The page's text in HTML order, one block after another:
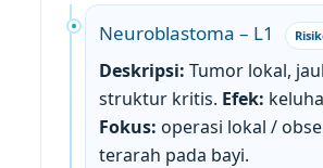
Neuroblastoma – L1
Deskripsi: Tumor lokal,
struktur kritis. Efek:
Fokus: operasi lokal /
terarah pada bayi.